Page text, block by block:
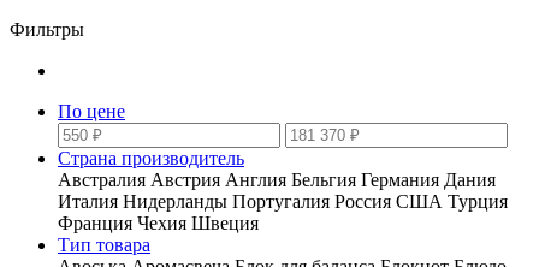
Фильтры
По цене
Страна производитель
Австралия Австрия Англия Бельгия Германия Дания
Италия Нидерланды Португалия Россия США Турция
Франция Чехия Швеция
Тип товара